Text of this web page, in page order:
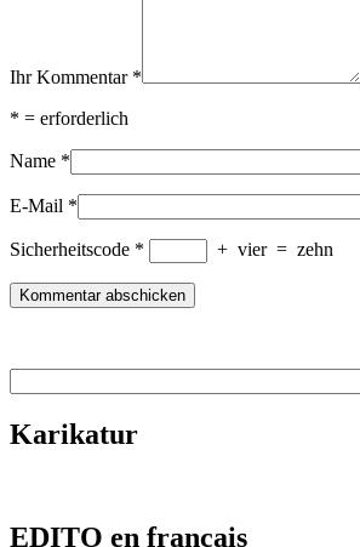
Ihr Kommentar *
* = erforderlich
Name *
E-Mail *
Sicherheitscode * + vier = zehn
Karikatur
EDITO en français